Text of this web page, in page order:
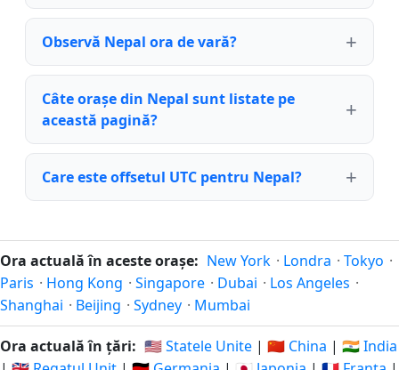
Observă Nepal ora de vară?
Câte orașe din Nepal sunt listate pe
această pagină?
Care este offsetul UTC pentru Nepal?
Ora actuală în aceste orașe: New York · Londra · Tokyo ·
Paris · Hong Kong · Singapore · Dubai · Los Angeles ·
Shanghai · Beijing · Sydney · Mumbai
Ora actuală în țări: 🇺🇸 Statele Unite | 🇨🇳 China | 🇮🇳 India